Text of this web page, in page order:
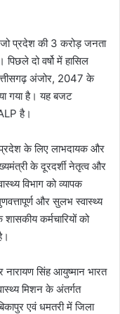
प्रदेश की 3 करोड़ जनता
दो वर्षो में हासिल
अंजोर, 2047 के
गया है। यह बजट
है।
के लिए लाभदायक और
के दूरदर्शी नेतृत्व और
विभाग को व्यापक
और सुलभ स्वास्थ्य
कर्मचारियों को
नारायण सिंह आयुष्मान भारत
मिशन के अंतर्गत
एवं धमतरी में जिला